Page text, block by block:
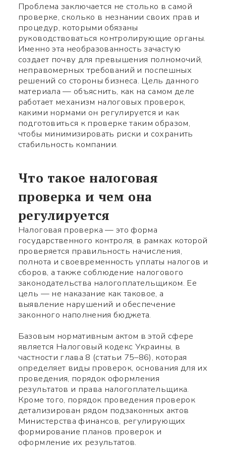
Проблема заключается не столько в самой
проверке, сколько в незнании своих прав и
процедур, которыми обязаны
руководствоваться контролирующие органы.
Именно эта необразованность зачастую
создает почву для превышения полномочий,
неправомерных требований и поспешных
решений со стороны бизнеса. Цель данного
материала — объяснить, как на самом деле
работает механизм налоговых проверок,
какими нормами он регулируется и как
подготовиться к проверке таким образом,
чтобы минимизировать риски и сохранить
стабильность компании.
Что такое налоговая
проверка и чем она
регулируется
Налоговая проверка — это форма
государственного контроля, в рамках которой
проверяется правильность начисления,
полнота и своевременность уплаты налогов и
сборов, а также соблюдение налогового
законодательства налогоплательщиком. Ее
цель — не наказание как таковое, а
выявление нарушений и обеспечение
законного наполнения бюджета.
Базовым нормативным актом в этой сфере
является Налоговый кодекс Украины, в
частности глава 8 (статьи 75–86), которая
определяет виды проверок, основания для их
проведения, порядок оформления
результатов и права налогоплательщика.
Кроме того, порядок проведения проверок
детализирован рядом подзаконных актов
Министерства финансов, регулирующих
формирование планов проверок и
оформление их результатов.